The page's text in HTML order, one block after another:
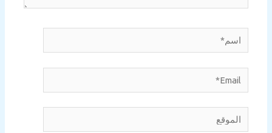
اسم*
Email*
الموقع